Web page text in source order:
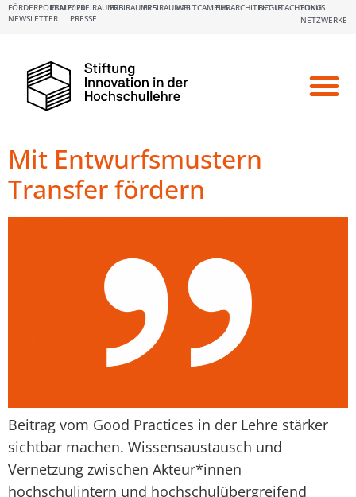
NEWSLETTER PRESSE
FÖRDERPORTALE:
FBM2020FREIRAUM23FREIRAUM25FREIRAUM26WELTCAMPUSLEHRARCHITEKTURBEGUTACHTUNG
FOKUS
NETZWERKE
Mit Entwurfsmustern
Transfer fördern
Beitrag vom Good Practices in der Lehre stärker
sichtbar machen. Wissensaustausch und
Vernetzung zwischen Akteur*innen
hochschulintern und hochschulübergreifend